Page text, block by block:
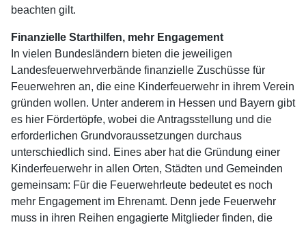
beachten gilt.
Finanzielle Starthilfen, mehr Engagement
In vielen Bundesländern bieten die jeweiligen
Landesfeuerwehrverbände finanzielle Zuschüsse für
Feuerwehren an, die eine Kinderfeuerwehr in ihrem Verein
gründen wollen. Unter anderem in Hessen und Bayern gibt
es hier Fördertöpfe, wobei die Antragsstellung und die
erforderlichen Grundvoraussetzungen durchaus
unterschiedlich sind. Eines aber hat die Gründung einer
Kinderfeuerwehr in allen Orten, Städten und Gemeinden
gemeinsam: Für die Feuerwehrleute bedeutet es noch
mehr Engagement im Ehrenamt. Denn jede Feuerwehr
muss in ihren Reihen engagierte Mitglieder finden, die